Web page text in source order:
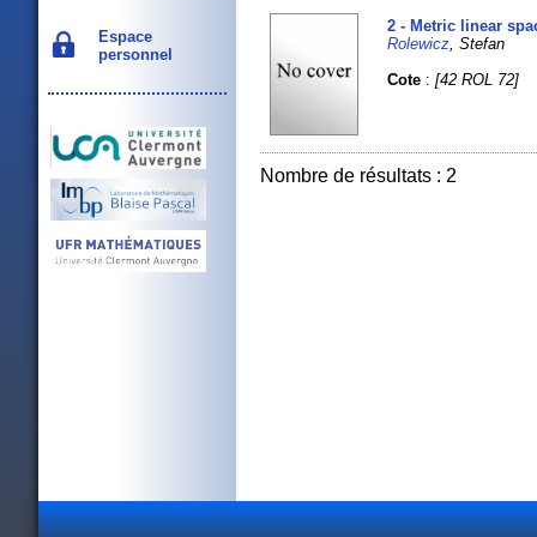
Espace
personnel
2 - Metric linear
Rolewicz, Stefan
Cote :[42 ROL 72]
Nombre de résultats : 2